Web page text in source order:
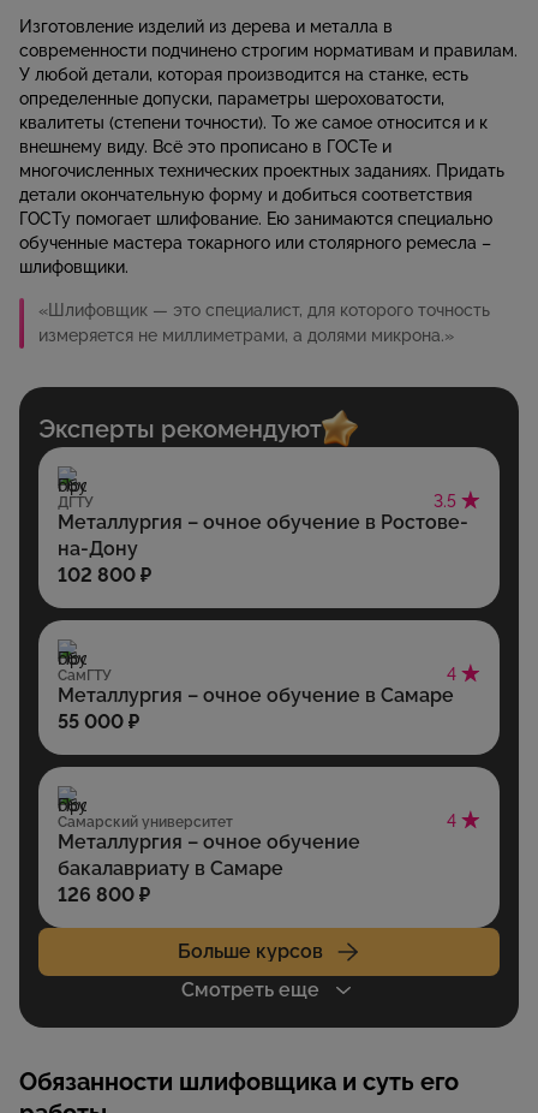
Изготовление изделий из дерева и металла в
современности подчинено строгим нормативам и правилам.
У любой детали, которая производится на станке, есть
определенные допуски, параметры шероховатости,
квалитеты (степени точности). То же самое относится и к
внешнему виду. Всё это прописано в ГОСТе и
многочисленных технических проектных заданиях. Придать
детали окончательную форму и добиться соответствия
ГОСТу помогает шлифование. Ею занимаются специально
обученные мастера токарного или столярного ремесла –
шлифовщики.
«Шлифовщик — это специалист, для которого точность
измеряется не миллиметрами, а долями микрона.»
Эксперты рекомендуют
ДГТУ 3.5
Металлургия – очное обучение в Ростове-
на-Дону
102 800 ₽
СамГТУ 4
Металлургия – очное обучение в Самаре
55 000 ₽
Самарский университет 4
Металлургия – очное обучение
бакалавриату в Самаре
126 800 ₽
Больше курсов
Смотреть еще
Обязанности шлифовщика и суть его